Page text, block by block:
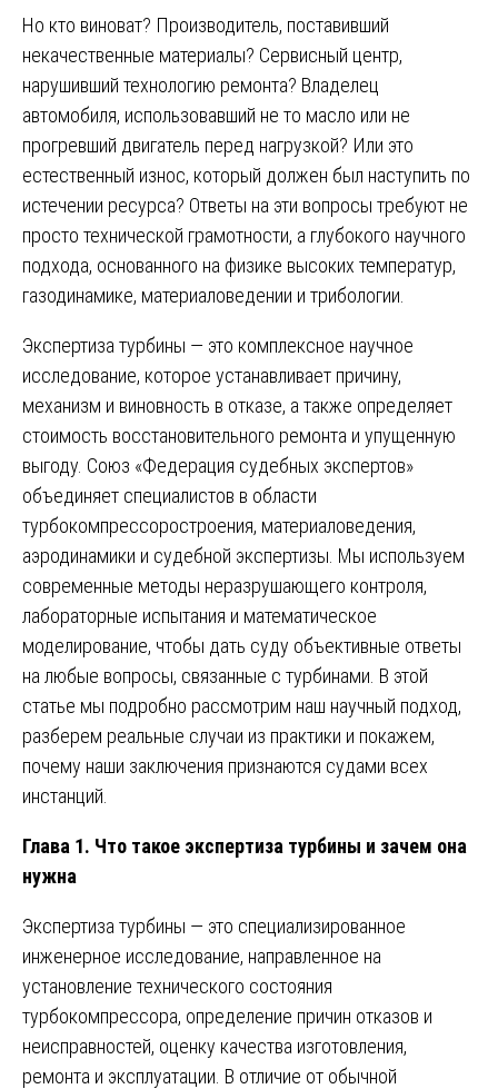
Но кто виноват? Производитель, поставивший
некачественные материалы? Сервисный центр,
нарушивший технологию ремонта? Владелец
автомобиля, использовавший не то масло или не
прогревший двигатель перед нагрузкой? Или это
естественный износ, который должен был наступить по
истечении ресурса? Ответы на эти вопросы требуют не
просто технической грамотности, а глубокого научного
подхода, основанного на физике высоких температур,
газодинамике, материаловедении и трибологии.
Экспертиза турбины — это комплексное научное
исследование, которое устанавливает причину,
механизм и виновность в отказе, а также определяет
стоимость восстановительного ремонта и упущенную
выгоду. Союз «Федерация судебных экспертов»
объединяет специалистов в области
турбокомпрессоростроения, материаловедения,
аэродинамики и судебной экспертизы. Мы используем
современные методы неразрушающего контроля,
лабораторные испытания и математическое
моделирование, чтобы дать суду объективные ответы
на любые вопросы, связанные с турбинами. В этой
статье мы подробно рассмотрим наш научный подход,
разберем реальные случаи из практики и покажем,
почему наши заключения признаются судами всех
инстанций.
Глава 1. Что такое экспертиза турбины и зачем она
нужна
Экспертиза турбины — это специализированное
инженерное исследование, направленное на
установление технического состояния
турбокомпрессора, определение причин отказов и
неисправностей, оценку качества изготовления,
ремонта и эксплуатации. В отличие от обычной